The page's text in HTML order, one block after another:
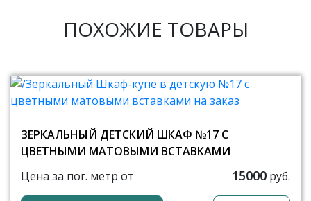
ПОХОЖИЕ ТОВАРЫ
ЗЕРКАЛЬНЫЙ ДЕТСКИЙ ШКАФ №17 С
ЦВЕТНЫМИ МАТОВЫМИ ВСТАВКАМИ
Цена за пог. метр от
15000 руб.